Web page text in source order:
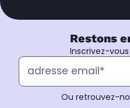
Restons
Inscrivez-
Ou retrouvez-